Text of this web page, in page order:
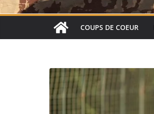
COUPS DE COEUR